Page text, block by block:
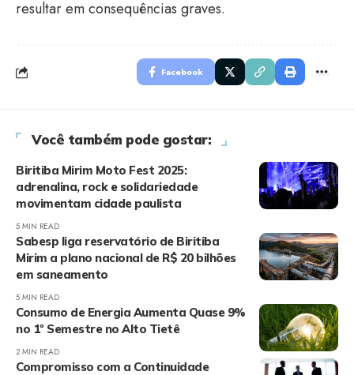
resultar em consequências graves.
Facebook
Você também pode gostar:
Biritiba Mirim Moto Fest 2025:
adrenalina, rock e solidariedade
movimentam cidade paulista
5 MIN READ
Sabesp liga reservatório de Biritiba
Mirim a plano nacional de R$ 20 bilhões
em saneamento
5 MIN READ
Consumo de Energia Aumenta Quase 9%
no 1º Semestre no Alto Tietê
2 MIN READ
Compromisso com a Continuidade